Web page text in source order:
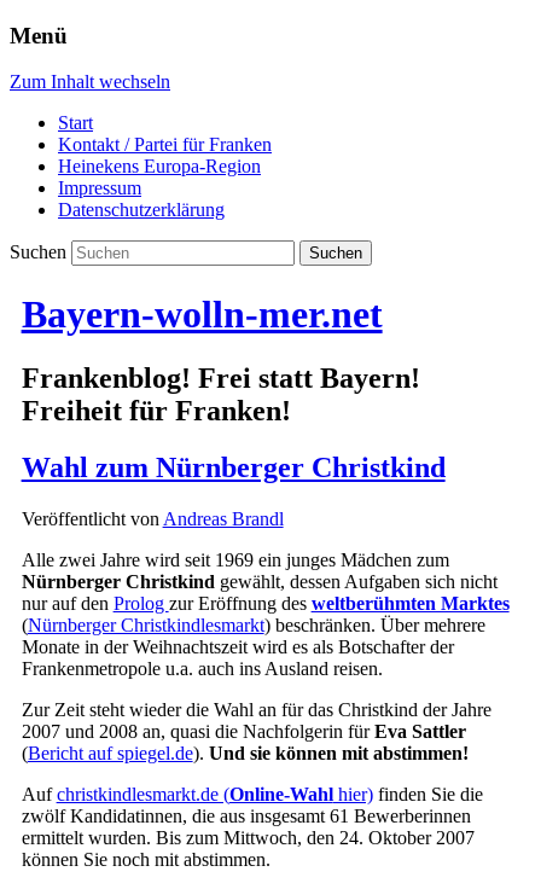
Menü
Zum Inhalt wechseln
Start
Kontakt / Partei für Franken
Heinekens Europa-Region
Impressum
Datenschutzerklärung
Suchen
Bayern-wolln-mer.net
Frankenblog! Frei statt Bayern!
Freiheit für Franken!
Wahl zum Nürnberger Christkind
Veröffentlicht von Andreas Brandl
Alle zwei Jahre wird seit 1969 ein junges Mädchen zum
Nürnberger Christkind gewählt, dessen Aufgaben sich nicht
nur auf den Prolog zur Eröffnung des weltberühmten Marktes
(Nürnberger Christkindlesmarkt) beschränken. Über mehrere
Monate in der Weihnachtszeit wird es als Botschafter der
Frankenmetropole u.a. auch ins Ausland reisen.
Zur Zeit steht wieder die Wahl an für das Christkind der Jahre
2007 und 2008 an, quasi die Nachfolgerin fürEva Sattler
(Bericht auf spiegel.de). Und sie können mit abstimmen!
Aufchristkindlesmarkt.de (Online-Wahlhier)finden Sie die
zwölf Kandidatinnen, die aus insgesamt 61 Bewerberinnen
ermittelt wurden. Bis zum Mittwoch, den 24. Oktober 2007
können Sie noch mit abstimmen.